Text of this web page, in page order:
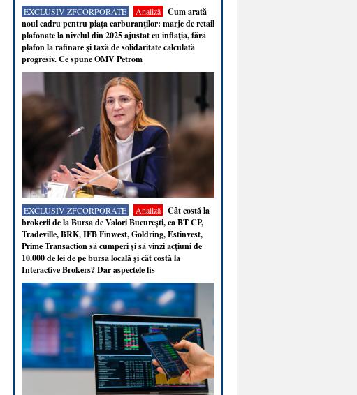
EXCLUSIV ZFCORPORATE Analiză
Cum arată
noul cadru pentru piaţa carburanţilor: marje de retail
plafonate la nivelul din 2025 ajustat cu inflaţia, fără
plafon la rafinare şi taxă de solidaritate calculată
progresiv. Ce spune OMV Petrom
EXCLUSIV ZFCORPORATE Analiză
Cât costă la
brokerii de la Bursa de Valori Bucureşti, ca BT CP,
Tradeville, BRK, IFB Finwest, Goldring, Estinvest,
Prime Transaction să cumperi şi să vinzi acţiuni de
10.000 de lei de pe bursa locală şi cât costă la
Interactive Brokers? Dar aspectele fis